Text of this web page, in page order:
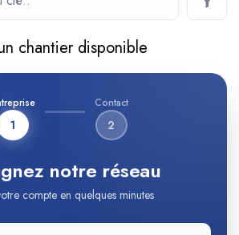
chantier disponible
1
Contact
2
notre réseau
compte en quelques minutes